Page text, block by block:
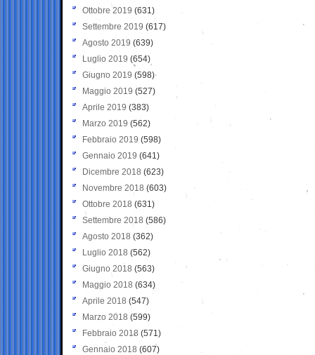
Ottobre 2019 (631)
Settembre 2019 (617)
Agosto 2019 (639)
Luglio 2019 (654)
Giugno 2019 (598)
Maggio 2019 (527)
Aprile 2019 (383)
Marzo 2019 (562)
Febbraio 2019 (598)
Gennaio 2019 (641)
Dicembre 2018 (623)
Novembre 2018 (603)
Ottobre 2018 (631)
Settembre 2018 (586)
Agosto 2018 (362)
Luglio 2018 (562)
Giugno 2018 (563)
Maggio 2018 (634)
Aprile 2018 (547)
Marzo 2018 (599)
Febbraio 2018 (571)
Gennaio 2018 (607)